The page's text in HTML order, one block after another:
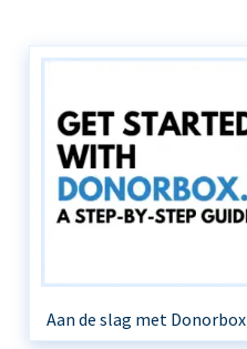
Aan de slag met Donorbox